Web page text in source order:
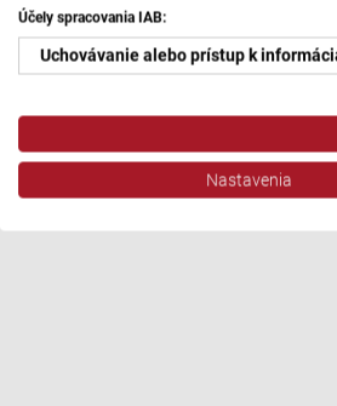
Účely spracovania IAB:
Uchovávanie alebo prístup k
Vytvoriť profily pre personalizovanú
Použiť profily na výber
Nastavenia